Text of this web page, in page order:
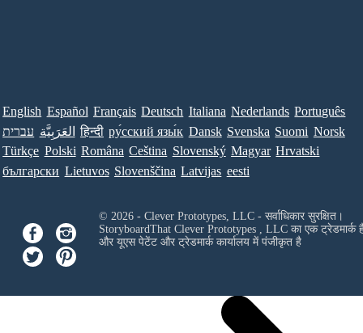
English Español Français Deutsch Italiana Nederlands Português
עברית العَرَبِيَّة हिन्दी ру́сский язы́к Dansk Svenska Suomi Norsk
Türkçe Polski Româna Ceština Slovenský Magyar Hrvatski
български Lietuvos Slovenščina Latvijas eesti
© 2026 - Clever Prototypes, LLC - सर्वाधिकार सुरक्षित।
StoryboardThat Clever Prototypes , LLCका एक ट्रेडमार्क
और यूएस पेटेंट और ट्रेडमार्क कार्यालय में पंजीकृत है